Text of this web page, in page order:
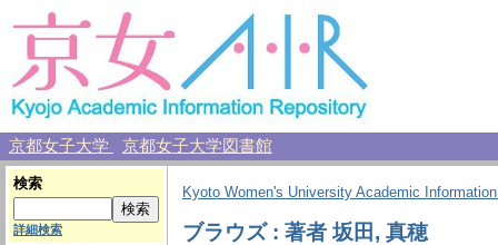
京都女子大学 京都女子大学図書館
検索
詳細検索
Kyoto Women's University Academic
ブラウズ : 著者 坂田, 真穂